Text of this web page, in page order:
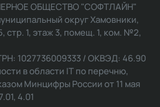
ОБЩЕСТВО "СОФТЛАЙН"
округ Хамовники,
стр. 1, этаж 3, помещ. 1, ком. №2,
1027736009333 / ОКВЭД: 46.90
в области IT по перечню,
Минцифры России от 11 мая
4.01